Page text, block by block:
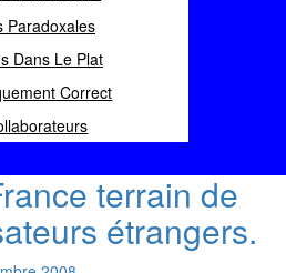
Paradoxales
Dans Le Plat
Correct
terrain de
étrangers.